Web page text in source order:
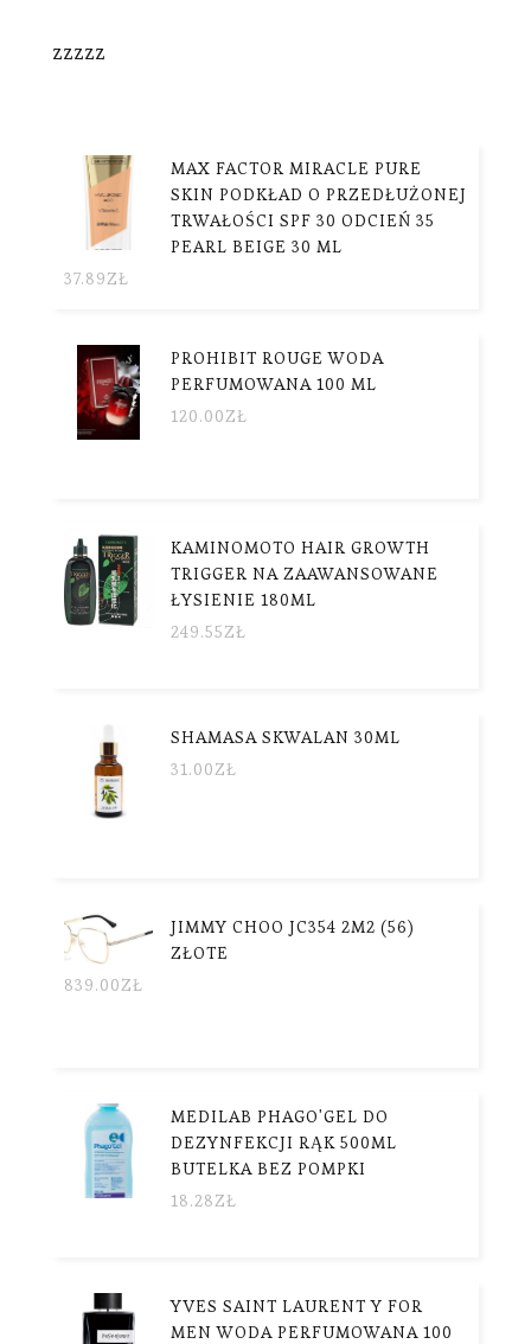
zzzzz
MAX FACTOR MIRACLE PURE
SKIN PODKŁAD O PRZEDŁUŻONEJ
TRWAŁOŚCI SPF 30 ODCIEŃ 35
PEARL BEIGE 30 ML
37.89ZŁ
PROHIBIT ROUGE WODA
PERFUMOWANA 100 ML
120.00ZŁ
KAMINOMOTO HAIR GROWTH
TRIGGER NA ZAAWANSOWANE
ŁYSIENIE 180ML
249.55ZŁ
SHAMASA SKWALAN 30ML
31.00ZŁ
JIMMY CHOO JC354 2M2 (56)
ZŁOTE
839.00ZŁ
MEDILAB PHAGO'GEL DO
DEZYNFEKCJI RĄK 500ML
BUTELKA BEZ POMPKI
18.28ZŁ
YVES SAINT LAURENT Y FOR
MEN WODA PERFUMOWANA 100